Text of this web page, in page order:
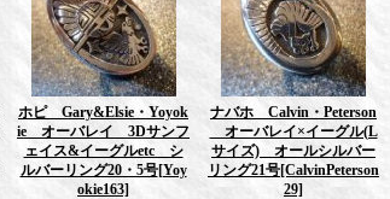
ホピ Gary&Elsie・Yoyok
ie オーバレイ 3Dサンフ
ェイス&イーグルetc シ
ルバーリング20・5号[Yoy
okie163]
ナバホ Calvin・Peterson
オーバレイ×イーグル(L
サイズ) オールシルバー
リング21号[CalvinPeterson
29]